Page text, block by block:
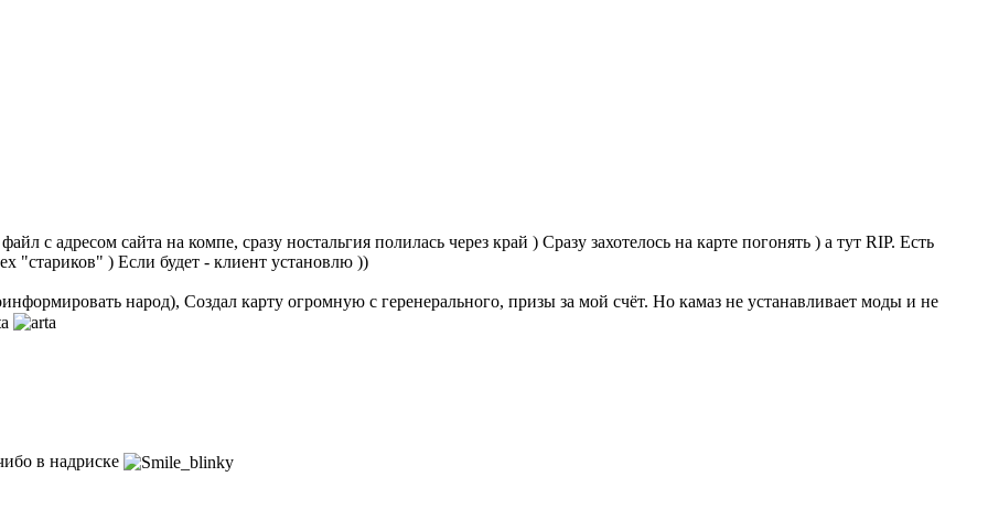
с адресом сайта на компе, сразу ностальгия полилась через край ) Сразу захотелось на карте погонять ) а тут RIP. Есть
"стариков" ) Если будет - клиент установлю ))
народ), Создал карту огромную с геренерального, призы за мой счёт. Но камаз не устанавливает моды и не
в надриске